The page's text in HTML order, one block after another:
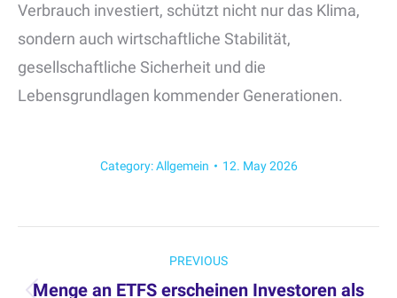
Verbrauch investiert, schützt nicht nur das Klima,
sondern auch wirtschaftliche Stabilität,
gesellschaftliche Sicherheit und die
Lebensgrundlagen kommender Generationen.
Category:Allgemein 12. May 2026
navigation
PREVIOUS
Menge an ETFS erscheinen Investoren als